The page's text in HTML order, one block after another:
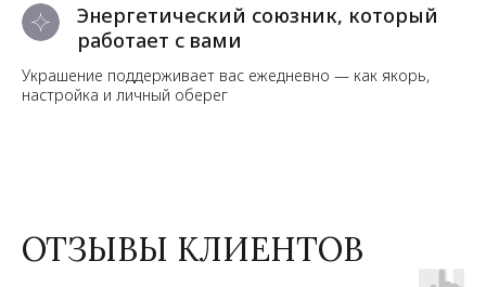
Энергетический союзник, который
работает с вами
Украшение поддерживает вас ежедневно — как якорь,
настройка и личный оберег
ОТЗЫВЫ КЛИЕНТОВ